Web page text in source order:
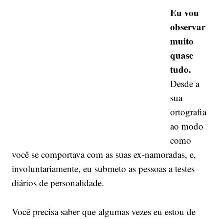
Eu vou
observar
muito
quase
tudo.
Desde a
sua
ortografia
ao modo
como
você se comportava com as suas ex-namoradas, e,
involuntariamente, eu submeto as pessoas a testes
diários de personalidade.
Você precisa saber que algumas vezes eu estou de